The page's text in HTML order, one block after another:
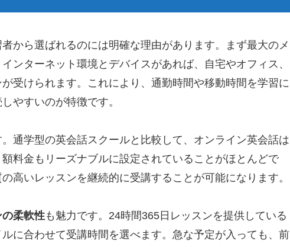
から選ばれるのには明確な理由があります。まず最大のメ
ンターネット環境とデバイスがあれば、自宅やオフィス、
受けられます。これにより、通勤時間や移動時間を学習に
やすいのが特徴です。
。通学型の英会話スクールと比較して、オンライン英会話は
料金もリーズナブルに設定されていることがほとんどで
高いレッスンを継続的に受講することが可能になります。
の柔軟性も魅力です。24時間365日レッスンを提供している
に合わせて受講時間を選べます。急な予定が入っても、前